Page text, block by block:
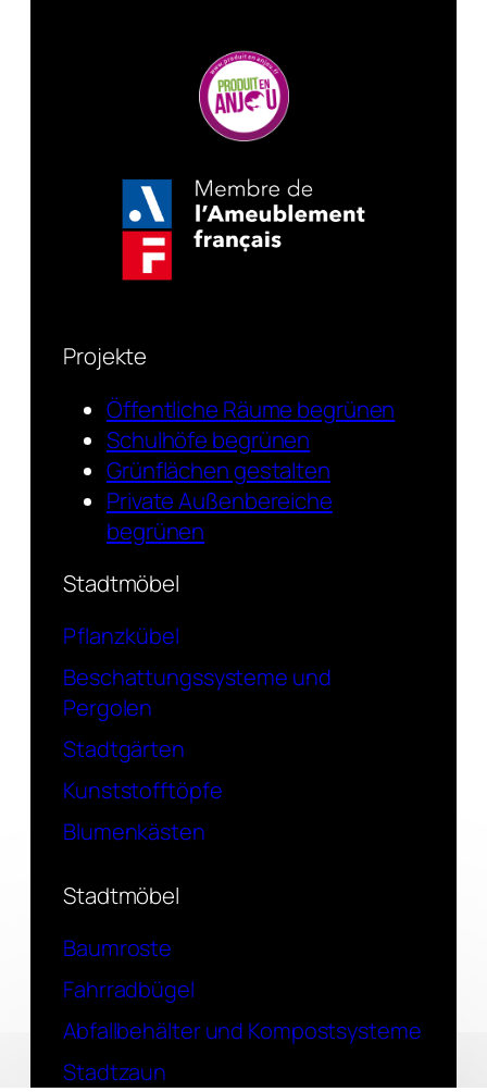
Projekte
Öffentliche Räume begrünen
Schulhöfe begrünen
Grünflächen gestalten
Private Außenbereiche
begrünen
Stadtmöbel
Pflanzkübel
Beschattungssysteme und
Pergolen
Stadtgärten
Kunststofftöpfe
Blumenkästen
Stadtmöbel
Baumroste
Fahrradbügel
Abfallbehälter und Kompostsysteme
Stadtzaun